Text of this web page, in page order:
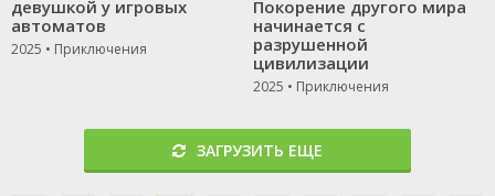
девушкой у игровых
автоматов
2025 • Приключения
Покорение другого мира
начинается с
разрушенной
цивилизации
2025 • Приключения
ЗАГРУЗИТЬ ЕЩЕ